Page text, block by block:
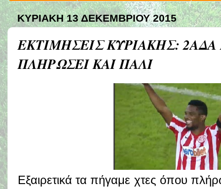
ΚΥΡΙΑΚΉ 13 ΔΕΚΕΜΒΡΊΟΥ 2015
ΕΚΤΙΜΗΣΕΙΣ ΚΥΡΙΑΚΗΣ:
ΠΛΗΡΩΣΕΙ ΚΑΙ ΠΑΛΙ
Εξαιρετικά τα πήγαμε χτες όπου